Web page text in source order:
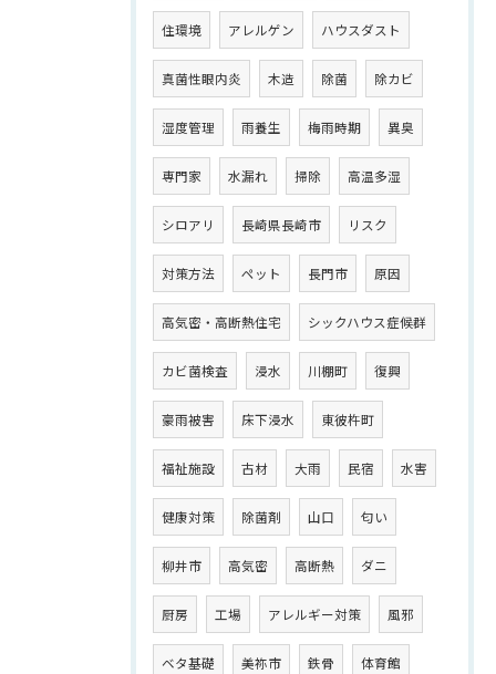
住環境 アレルゲン ハウスダスト
真菌性眼内炎 木造 除菌 除カビ
湿度管理 雨養生 梅雨時期 異臭
専門家 水漏れ 掃除 高温多湿
シロアリ 長崎県長崎市 リスク
対策方法 ペット 長門市 原因
高気密・高断熱住宅 シックハウス症候群
カビ菌検査 浸水 川棚町 復興
豪雨被害 床下浸水 東彼杵町
福祉施設 古材 大雨 民宿 水害
健康対策 除菌剤 山口 匂い
柳井市 高気密 高断熱 ダニ
厨房 工場 アレルギー対策 風邪
ベタ基礎 美祢市 鉄骨 体育館